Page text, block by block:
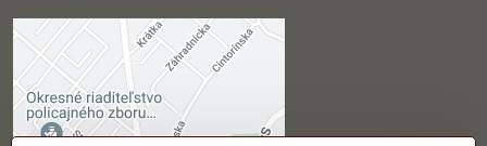
Externý obsah je
blokovaný Voľbami
súkromia